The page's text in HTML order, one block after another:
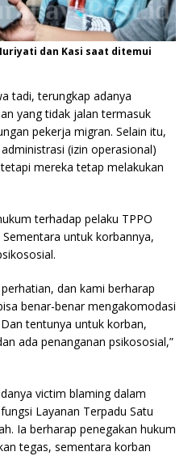
dan Kasi saat ditemui
tadi, terungkap adanya
yang tidak jalan termasuk
pekerja migran. Selain itu,
(izin operasional)
mereka tetap melakukan
terhadap pelaku TPPO
untuk korbannya,
dan kami berharap
benar-benar mengakomodasi
tentunya untuk korban,
ada penanganan psikososial,”
victim blaming dalam
Layanan Terpadu Satu
Ia berharap penegakan hukum
tegas, sementara korban